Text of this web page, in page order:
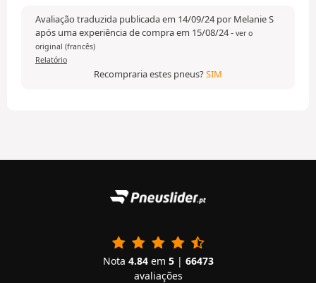
Avaliação traduzida publicada em 14/09/24 por Melanie S
após uma experiência de compra em 15/08/24- ver o
original (francês)
Relatório
Recompraria estes pneus?SIM
Nota 4.84em 5| 66473
avaliações